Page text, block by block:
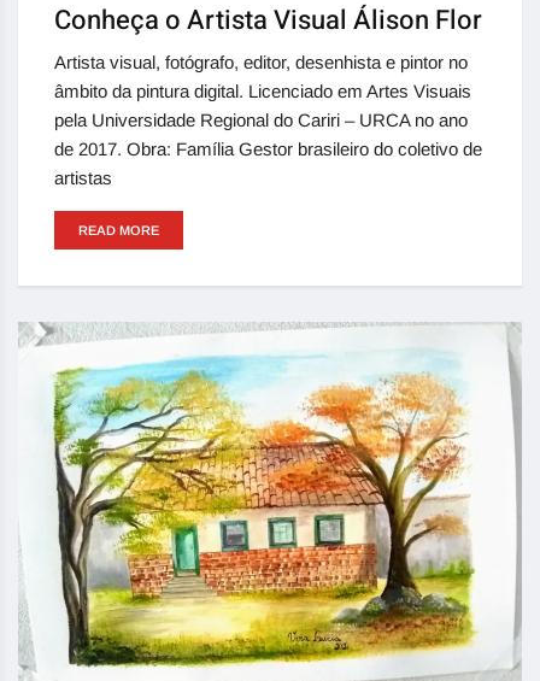
Conheça o Artista Visual Álison Flor
Artista visual, fotógrafo, editor, desenhista e pintor no
âmbito da pintura digital. Licenciado em Artes Visuais
pela Universidade Regional do Cariri – URCA no ano
de 2017. Obra: Família Gestor brasileiro do coletivo de
artistas
READ MORE